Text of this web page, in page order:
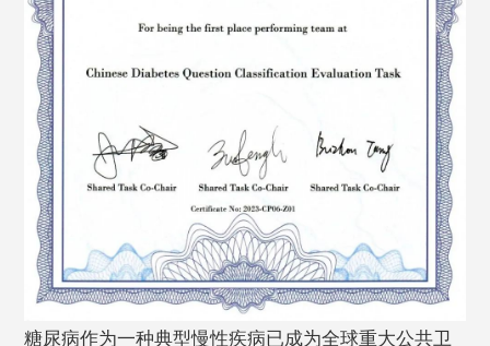
糖尿病作为一种典型慢性疾病已成为全球重大公共卫